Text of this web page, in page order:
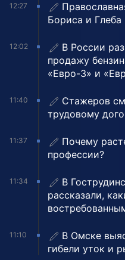
12:27
Бориса и Глеба
12:02
В России
продажу
«Евро-3» и
11:40
Стажеров
трудовому
11:37
Почему
профессии?
11:34
В
рассказали,
11:10
В Омске
гибели уток и